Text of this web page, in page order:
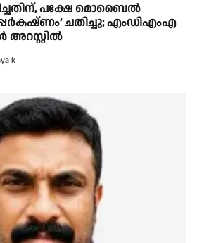
പക്ഷേ മൊബൈൽ
ചതിച്ചു; എംഡിഎംഎ
അറസ്റ്റിൽ
k